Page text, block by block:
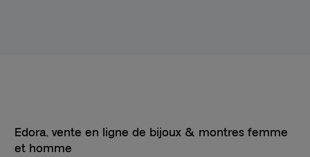
Edora, vente en ligne de bijoux & montres femme
et homme